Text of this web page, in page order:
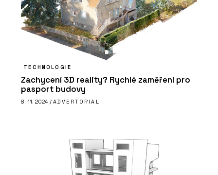
TECHNOLOGIE
Zachycení 3D reality? Rychlé zaměření pro
pasport budovy
8. 11. 2024 / ADVERTORIAL